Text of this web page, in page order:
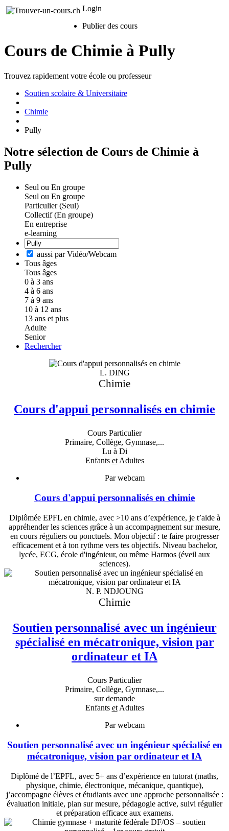
Login
Publier des cours
Cours de Chimie à Pully
Trouvez rapidement votre école ou professeur
Soutien scolaire & Universitaire
Chimie
Pully
Notre sélection de Cours de Chimie à
Pully
Seul ou En groupe
Seul ou En groupe
Particulier (Seul)
Collectif (En groupe)
En entreprise
e-learning
aussi par Vidéo/Webcam
Tous âges
Tous âges
0 à 3 ans
4 à 6 ans
7 à 9 ans
10 à 12 ans
13 ans et plus
Adulte
Senior
Rechercher
L. DING
Chimie
Cours d'appui personnalisés en chimie
Cours Particulier
Primaire, Collège, Gymnase,...
Lu à Di
Enfants etAdultes
Par webcam
Cours d'appui personnalisés en chimie
Diplômée EPFL en chimie, avec >10 ans d’expérience, je t’aide à
appréhender les sciences grâce à un accompagnement sur mesure,
en cours réguliers ou ponctuels. Mon objectif : te faire progresser
efficacement et à ton rythme vers tes objectifs. Niveau bachelor,
lycée, ECG, école d'ingénieur, ou même Harmos (éveil aux
sciences).
N. P. NDJOUNG
Chimie
Soutien personnalisé avec un ingénieur
spécialisé en mécatronique, vision par
ordinateur et IA
Cours Particulier
Primaire, Collège, Gymnase,...
sur demande
Enfants etAdultes
Par webcam
Soutien personnalisé avec un ingénieur spécialisé en
mécatronique, vision par ordinateur et IA
Diplômé de l’EPFL, avec 5+ ans d’expérience en tutorat (maths,
physique, chimie, électronique, mécanique, quantique),
j’accompagne élèves et étudiants avec une approche personnalisée :
évaluation initiale, plan sur mesure, pédagogie active, suivi régulier
et préparation efficace aux examens.